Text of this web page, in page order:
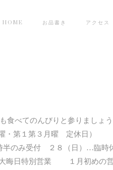
HOME お品書き アクセス
食べてのんびりと参りましょう
水曜・第１第３月曜 定休日
受付 ２８（日）…臨時
晦日特別営業 １月初めの